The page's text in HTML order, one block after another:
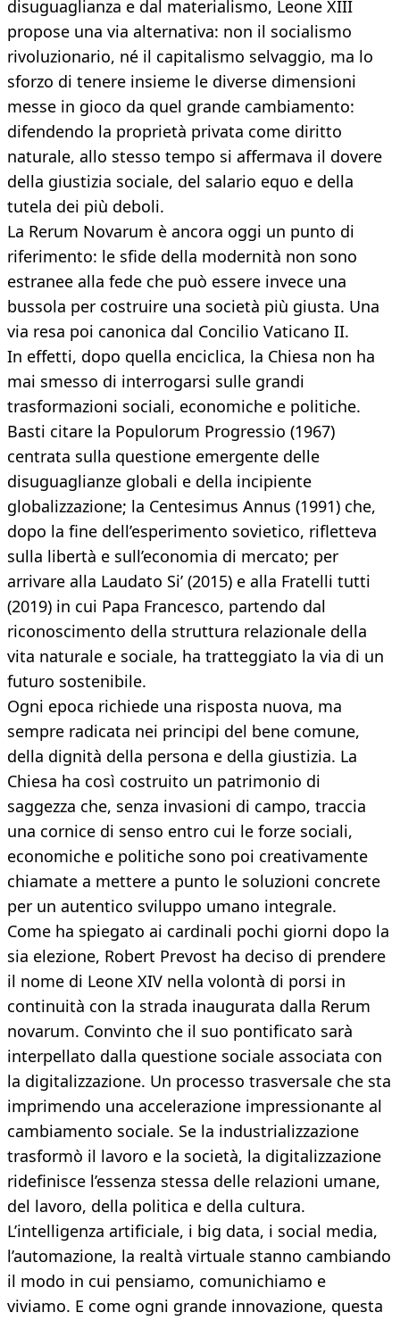
disuguaglianza e dal materialismo, Leone XIII
propose una via alternativa: non il socialismo
rivoluzionario, né il capitalismo selvaggio, ma lo
sforzo di tenere insieme le diverse dimensioni
messe in gioco da quel grande cambiamento:
difendendo la proprietà privata come diritto
naturale, allo stesso tempo si affermava il dovere
della giustizia sociale, del salario equo e della
tutela dei più deboli.
La Rerum Novarum è ancora oggi un punto di
riferimento: le sfide della modernità non sono
estranee alla fede che può essere invece una
bussola per costruire una società più giusta. Una
via resa poi canonica dal Concilio Vaticano II.
In effetti, dopo quella enciclica, la Chiesa non ha
mai smesso di interrogarsi sulle grandi
trasformazioni sociali, economiche e politiche.
Basti citare la Populorum Progressio (1967)
centrata sulla questione emergente delle
disuguaglianze globali e della incipiente
globalizzazione; la Centesimus Annus (1991) che,
dopo la fine dell’esperimento sovietico, rifletteva
sulla libertà e sull’economia di mercato; per
arrivare alla Laudato Si’ (2015) e alla Fratelli tutti
(2019) in cui Papa Francesco, partendo dal
riconoscimento della struttura relazionale della
vita naturale e sociale, ha tratteggiato la via di un
futuro sostenibile.
Ogni epoca richiede una risposta nuova, ma
sempre radicata nei principi del bene comune,
della dignità della persona e della giustizia. La
Chiesa ha così costruito un patrimonio di
saggezza che, senza invasioni di campo, traccia
una cornice di senso entro cui le forze sociali,
economiche e politiche sono poi creativamente
chiamate a mettere a punto le soluzioni concrete
per un autentico sviluppo umano integrale.
Come ha spiegato ai cardinali pochi giorni dopo la
sia elezione, Robert Prevost ha deciso di prendere
il nome di Leone XIV nella volontà di porsi in
continuità con la strada inaugurata dalla Rerum
novarum. Convinto che il suo pontificato sarà
interpellato dalla questione sociale associata con
la digitalizzazione. Un processo trasversale che sta
imprimendo una accelerazione impressionante al
cambiamento sociale. Se la industrializzazione
trasformò il lavoro e la società, la digitalizzazione
ridefinisce l’essenza stessa delle relazioni umane,
del lavoro, della politica e della cultura.
L’intelligenza artificiale, i big data, i social media,
l’automazione, la realtà virtuale stanno cambiando
il modo in cui pensiamo, comunichiamo e
viviamo. E come ogni grande innovazione, questa